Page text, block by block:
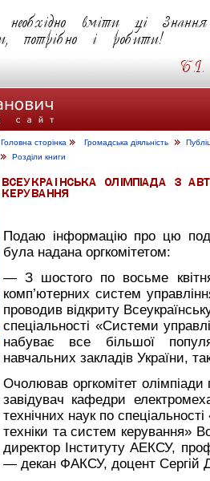
Головна сторінка Громадська діяльність
Розділи книги
Подаю інформацію про цю
була надана оргкомітетом:
— З шостого по восьме квітня
комп’ютерних систем
проводив відкриту
спеціальності «Системи
набуває все більшої
навчальних закладів України,
Очолював оргкомітет
завідувач кафедри
технічних наук по
техніки та систем керування»
директор Інституту АЕКСУ,
— декан ФАКСУ, доцент Сергій